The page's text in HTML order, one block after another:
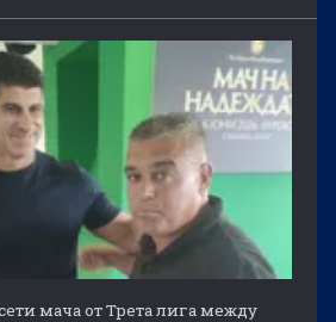
мача от Трета лига между